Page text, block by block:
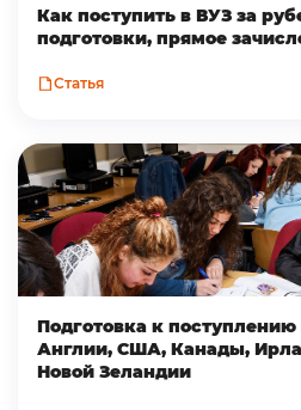
Как поступить в ВУЗ за
подготовки, прямое
Статья
Подготовка к
Англии, США, Канады,
Новой Зеландии